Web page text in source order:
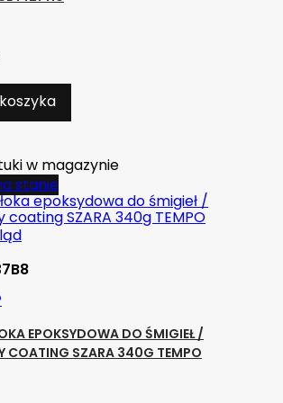
w magazynie
stanie
EPOKSYDOWA DO ŚMIGIEŁ /
COATING SZARA 340G TEMPO